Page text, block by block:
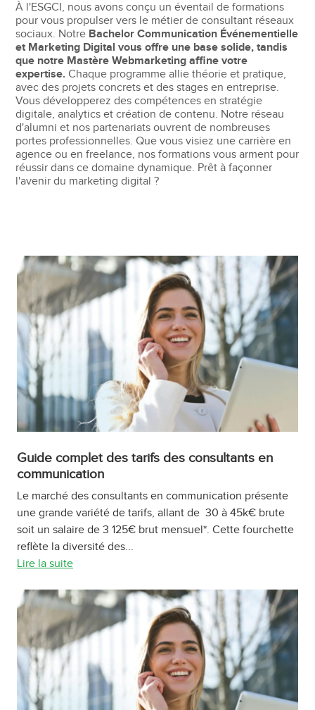
À l'ESGCI, nous avons conçu un éventail de formations
pour vous propulser vers le métier de consultant réseaux
sociaux. Notre Bachelor Communication Événementielle
et Marketing Digital vous offre une base solide, tandis
que notre Mastère Webmarketing affine votre
expertise. Chaque programme allie théorie et pratique,
avec des projets concrets et des stages en entreprise.
Vous développerez des compétences en stratégie
digitale, analytics et création de contenu. Notre réseau
d'alumni et nos partenariats ouvrent de nombreuses
portes professionnelles. Que vous visiez une carrière en
agence ou en freelance, nos formations vous arment pour
réussir dans ce domaine dynamique. Prêt à façonner
l'avenir du marketing digital ?
Guide complet des tarifs des consultants en
communication
Le marché des consultants en communication présente
une grande variété de tarifs, allant de 30 à 45k€ brute
soit un salaire de 3 125€ brut mensuel*. Cette fourchette
reflète la diversité des...
Lire la suite